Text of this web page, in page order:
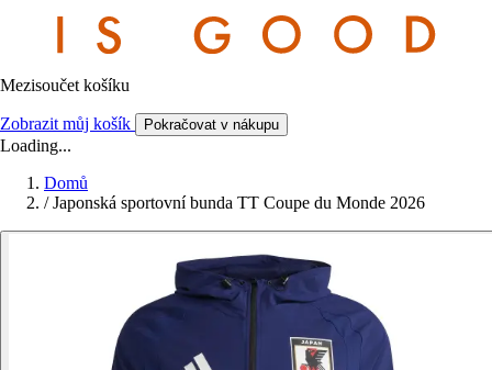
Mezisoučet košíku
Zobrazit můj košík Pokračovat v nákupu
Loading...
Domů
/ Japonská sportovní bunda TT Coupe du Monde 2026